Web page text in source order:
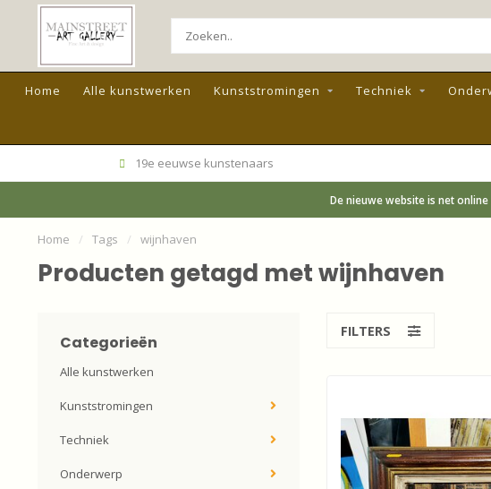
Home Alle kunstwerken Kunststromingen Techniek
19e eeuwse kunstenaars
De nieuwe website is net
Home / Tags / wijnhaven
Producten getagd met wijnhaven
Categorieën
Alle kunstwerken
Kunststromingen
Techniek
Onderwerp
FILTERS